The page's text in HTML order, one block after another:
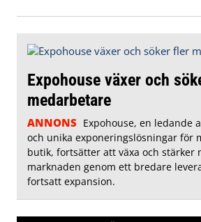
Expohouse växer och
medarbetare
ANNONS Expohouse, en ledande
och unika exponeringslösningar för
butik, fortsätter att växa och stärker
marknaden genom ett bredare
fortsatt expansion.